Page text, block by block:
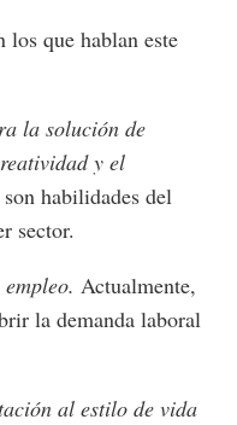
los que hablan este
la solución de
y el
son habilidades del
sector.
Actualmente,
la demanda laboral
al estilo de vida